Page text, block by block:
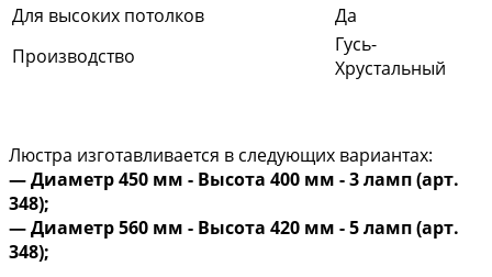
Для высоких потолков
Да
Производство
Гусь-
Хрустальный
Люстра изготавливается в следующих вариантах:
— Диаметр 450 мм - Высота 400 мм - 3 ламп (арт.
348);
​— Диаметр 560 мм - Высота 420 мм - 5 ламп (арт.
348);